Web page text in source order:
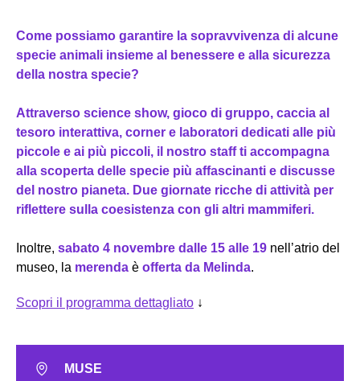
Come possiamo garantire la sopravvivenza di alcune
specie animali insieme al benessere e alla sicurezza
della nostra specie?
Attraverso science show, gioco di gruppo, caccia al
tesoro interattiva, corner e laboratori dedicati alle più
piccole e ai più piccoli, il nostro staff ti accompagna
alla scoperta delle specie più affascinanti e discusse
del nostro pianeta. Due giornate ricche di attività per
riflettere sulla coesistenza con gli altri mammiferi.
Inoltre, sabato 4 novembre dalle 15 alle 19 nell’atrio del
museo, la merenda è offerta da Melinda.
Scopri il programma dettagliato ↓
MUSE